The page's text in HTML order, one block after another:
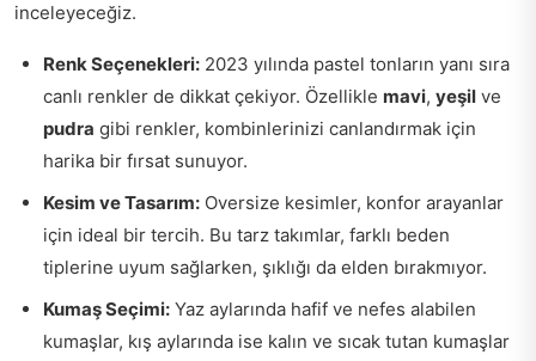
inceleyeceğiz.
Renk Seçenekleri: 2023 yılında pastel tonların yanı sıra
canlı renkler de dikkat çekiyor. Özellikle mavi, yeşil ve
pudra gibi renkler, kombinlerinizi canlandırmak için
harika bir fırsat sunuyor.
Kesim ve Tasarım: Oversize kesimler, konfor arayanlar
için ideal bir tercih. Bu tarz takımlar, farklı beden
tiplerine uyum sağlarken, şıklığı da elden bırakmıyor.
Kumaş Seçimi: Yaz aylarında hafif ve nefes alabilen
kumaşlar, kış aylarında ise kalın ve sıcak tutan kumaşlar